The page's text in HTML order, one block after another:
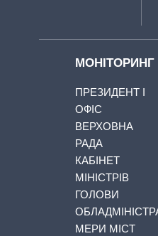
МОНІТОРИНГ
ПРЕЗИДЕНТ І
ОФІС
ВЕРХОВНА
РАДА
КАБІНЕТ
МІНІСТРІВ
ГОЛОВИ
МЕРИ МІСТ